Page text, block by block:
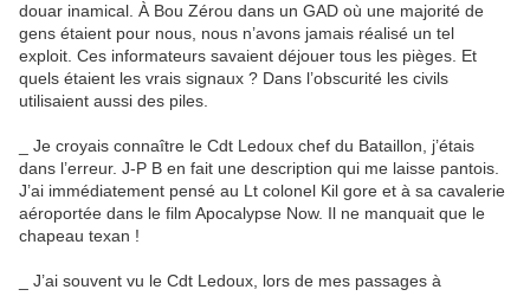
douar inamical. À Bou Zérou dans un GAD où une majorité de
gens étaient pour nous, nous n’avons jamais réalisé un tel
exploit. Ces informateurs savaient déjouer tous les pièges. Et
quels étaient les vrais signaux ? Dans l’obscurité les civils
utilisaient aussi des piles.
_ Je croyais connaître le Cdt Ledoux chef du Bataillon, j’étais
dans l’erreur. J-P B en fait une description qui me laisse pantois.
J’ai immédiatement pensé au Lt colonel Kil gore et à sa cavalerie
aéroportée dans le film Apocalypse Now. Il ne manquait que le
chapeau texan !
_ J’ai souvent vu le Cdt Ledoux, lors de mes passages à